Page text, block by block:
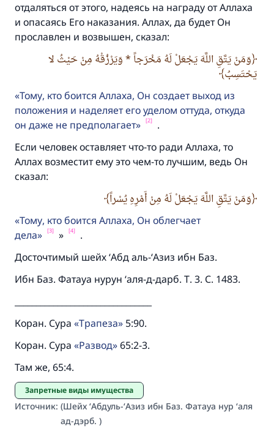
отдаляться от этого, надеясь на награду от Аллаха
и опасаясь Его наказания. Аллах, да будет Он
прославлен и возвышен, сказал:
وَمَنْ يَتَّقِ اللَّهَ يَجْعَلْ لَهُ مَخْرَجاً * وَيَرْزُقْهُ مِنْ حَيْثُ لا
يَحْتَسِبُ
Тому, кто боится Аллаха, Он создает выход из
положения и наделяет его уделом оттуда, откуда
он даже не предполагает
[2]
.
Если человек оставляет что-то ради Аллаха, то
Аллах возместит ему это чем-то лучшим, ведь Он
сказал:
وَمَنْ يَتَّقِ اللَّهَ يَجْعَلْ لَهُ مِنْ أَمْرِهِ يُسْراً
Тому, кто боится Аллаха, Он облегчает
дела
[3] » [4]
.
Досточтимый шейх ‘Абд аль-‘Азиз ибн Баз.
Ибн Баз. Фатауа нурун ‘аля-д-дарб. Т. 3. С. 1483.
Коран. Сура Трапеза
5:90.
Коран. Сура
Развод 65:2-3.
Там же, 65:4.
Запретные виды имущества
Источник: (Шейх ‘Абдуль-‘Азиз ибн Баз. Фатауа нур ‘аля
ад-дэрб. )
Посланник Аллаха, мир ему и
благословение, сказал:
«Указавшему на благое (полагается) такая
же награда как и совершившему его»
Участвуйте сейчас!